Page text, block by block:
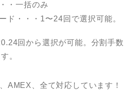
・一括のみ
ド・・・1〜24回で選択可能。
回から選択が可能。分割手数
。
AMEX、全て対応しています！